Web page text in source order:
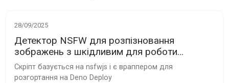
28/09/2025
Детектор NSFW для розпізновання
зображень з шкідливим для роботи
контентом
Скріпт базується на nsfwjs і є враппером для
розгортання на Deno Deploy